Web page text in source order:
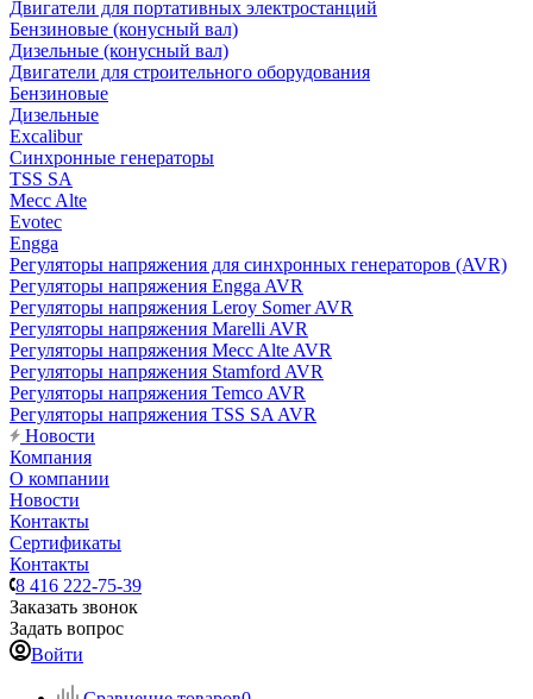
Двигатели для портативных электростанций
Бензиновые (конусный вал)
Дизельные (конусный вал)
Двигатели для строительного оборудования
Бензиновые
Дизельные
Excalibur
Синхронные генераторы
TSS SA
Mecc Alte
Evotec
Engga
Регуляторы напряжения для синхронных генераторов (AVR)
Регуляторы напряжения Engga AVR
Регуляторы напряжения Leroy Somer AVR
Регуляторы напряжения Marelli AVR
Регуляторы напряжения Mecc Alte AVR
Регуляторы напряжения Stamford AVR
Регуляторы напряжения Temco AVR
Регуляторы напряжения TSS SA AVR
Новости
Компания
О компании
Новости
Контакты
Сертификаты
Контакты
8 416 222-75-39
Заказать звонок
Задать вопрос
Войти